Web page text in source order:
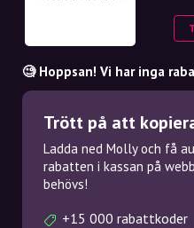
🧐 Hoppsan! Vi har inga
Trött på att
Ladda ned Molly och få
rabatten i kassan på
behövs!
+15 000 rabattkoder